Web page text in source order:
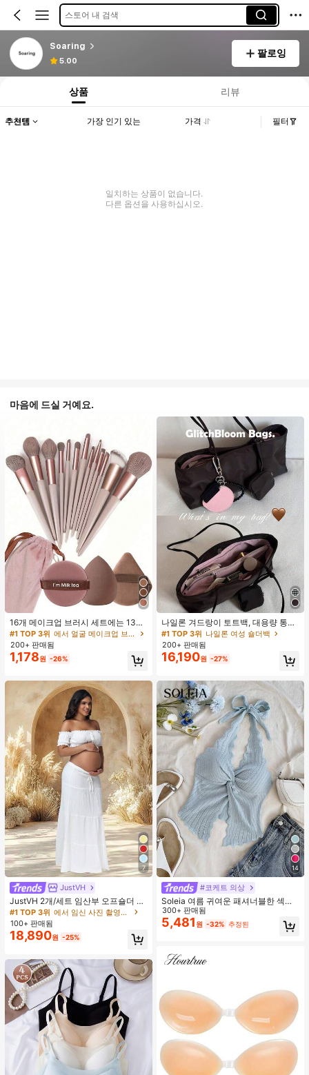
스토어 내 검색
Soaring
5.00
팔로잉
상품 리뷰
추천템 가장 인기 있는 가격 필터
일치하는 상품이 없습니다.
다른 옵션을 사용하십시오.
마음에 드실 거예요.
16개 메이크업 브러시 세트에는 13개
메이크업 브러시, 1개 눈물 모양 메이
크업 스펀지, 1개 둥근 쿠션 파우더 브
러시, 1개 삼각형 메이크업 스펀지가
포함되어 있습니다 - 클래식 세트. 부
어졌습니다. 여성과 소녀에게 완벽하
며, 가을과 겨울에 이상적입니다.
#1 TOP 3위
에서 얼굴 메이크업 브러시 세트
200+ 판매됨
1,178원 -26%
7
JustVH
JustVH 2개/세트 임산부 오프숄더 러
플 헴 크롭 탑과 플로잉 맥시 스커트
세트, 사진 촬영과 비치웨어에 적합한
봄 화이트 가을
#1 TOP 3위
에서 임신 사진 촬영용 의상
100+ 판매됨
18,890원 -25%
나일론 겨드랑이 토트백, 대용량 통근
숄더백, 작은 메이크업 백 포함, 펜던
트 미포함, 가벼운 일상 핸드백 (펜던
트 미포함)
#1 TOP 3위 나일론 여성 숄더백
200+ 판매됨
16,190원 -27%
14
#코케트 의상
Soleia 여름 귀여운 패셔너블한 섹시
한 홀터 타이 트위스트 오픈 백 탑
300+ 판매됨
5,481 원 -32% 추정된